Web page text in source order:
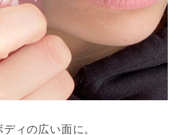
ィの広い面に。